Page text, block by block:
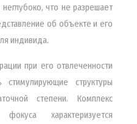
что не разрешает
об объекте и его
индивида.
при его отвлеченности
стимулирующие структуры
степени. Комплекс
характеризуется